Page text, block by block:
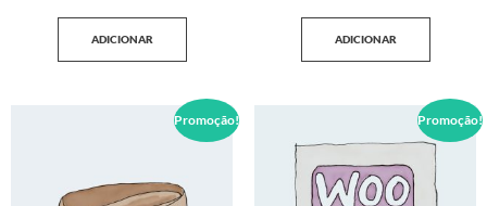
ADICIONAR ADICIONAR
Promoção! Promoção!